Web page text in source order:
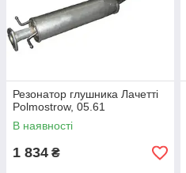
Резонатор глушника Лачетті
Polmostrow, 05.61
В наявності
1 834 ₴